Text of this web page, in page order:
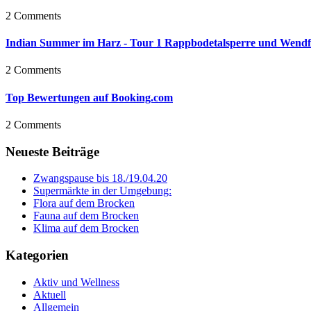
2 Comments
Indian Summer im Harz - Tour 1 Rappbodetalsperre und
2 Comments
Top Bewertungen auf Booking.com
2 Comments
Neueste Beiträge
Zwangspause bis 18./19.04.20
Supermärkte in der Umgebung:
Flora auf dem Brocken
Fauna auf dem Brocken
Klima auf dem Brocken
Kategorien
Aktiv und Wellness
Aktuell
Allgemein